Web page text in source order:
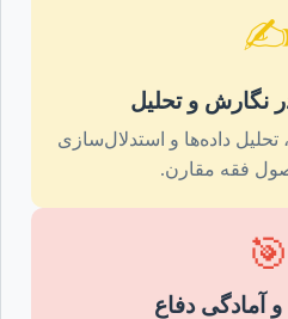
داده‌ها و استدلال‌سازی
فقه مقارن.
🎯